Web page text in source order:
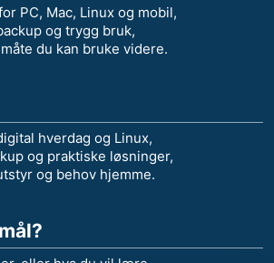
PC, Mac, Linux og mobil,
og trygg bruk,
du kan bruke videre.
hverdag og Linux,
og praktiske løsninger,
og behov hjemme.